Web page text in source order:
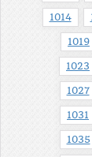
1014
1019
1023
1027
1031
1035